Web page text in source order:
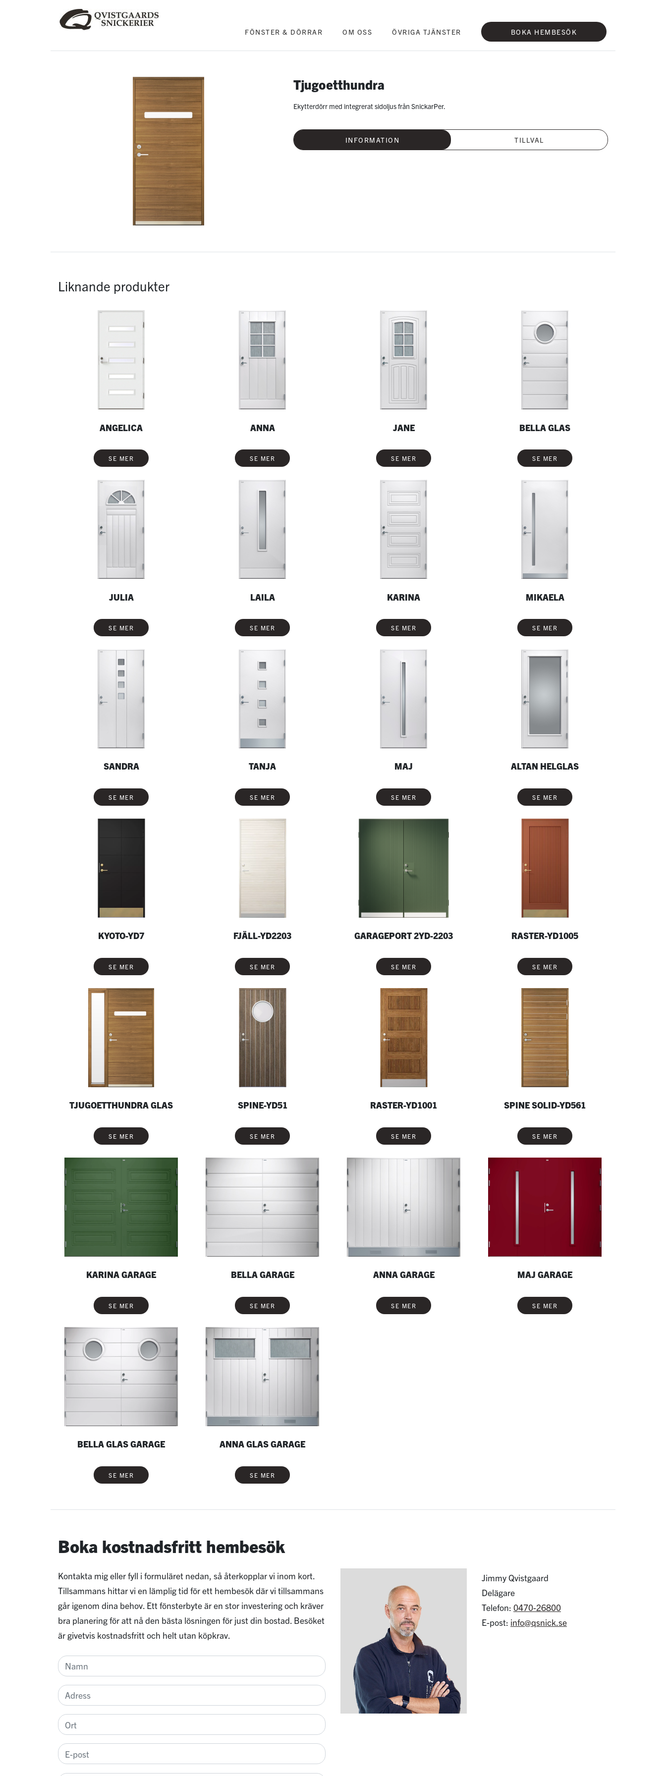
FÖNSTER & DÖRRAR OM OSS ÖVRIGA TJÄNSTER BOKA HEMBESÖK
Tjugoetthundra
Ekytterdörr med integrerat sidoljus från SnickarPer.
INFORMATION TILLVAL
Liknande produkter
ANGELICA
SE MER
ANNA
SE MER
JANE
SE MER
BELLA GLAS
SE MER
JULIA
SE MER
LAILA
SE MER
KARINA
SE MER
MIKAELA
SE MER
SANDRA
SE MER
TANJA
SE MER
MAJ
SE MER
ALTAN HELGLAS
SE MER
KYOTO-YD7
SE MER
FJÄLL-YD2203
SE MER
GARAGEPORT 2YD-2203
SE MER
RASTER-YD1005
SE MER
TJUGOETTHUNDRA GLAS
SE MER
SPINE-YD51
SE MER
RASTER-YD1001
SE MER
SPINE SOLID-YD561
SE MER
KARINA GARAGE
SE MER
BELLA GARAGE
SE MER
ANNA GARAGE
SE MER
MAJ GARAGE
SE MER
BELLA GLAS GARAGE
SE MER
ANNA GLAS GARAGE
SE MER
Boka kostnadsfritt hembesök
Kontakta mig eller fyll i formuläret nedan, så återkopplar vi inom kort.
Tillsammans hittar vi en lämplig tid för ett hembesök där vi tillsammans
går igenom dina behov. Ett fönsterbyte är en stor investering och kräver
bra planering för att nå den bästa lösningen för just din bostad. Besöket
är givetvis kostnadsfritt och helt utan köpkrav.
Jimmy Qvistgaard
Delägare
Telefon: 0470-26800
E-post: info@qsnick.se